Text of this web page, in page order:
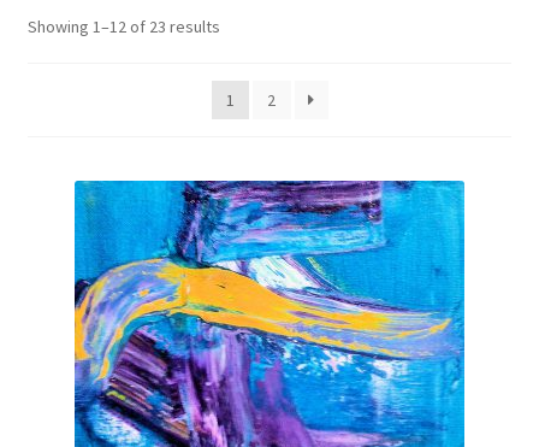
Leinwände
Zeichnen/Kolorieren
Papier
Linoldruck
Zubehör
Bücher
Showing 1–12 of 23 results
1 2